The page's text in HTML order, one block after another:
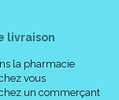
cm.
livraison
la pharmacie
vous
un commerçant